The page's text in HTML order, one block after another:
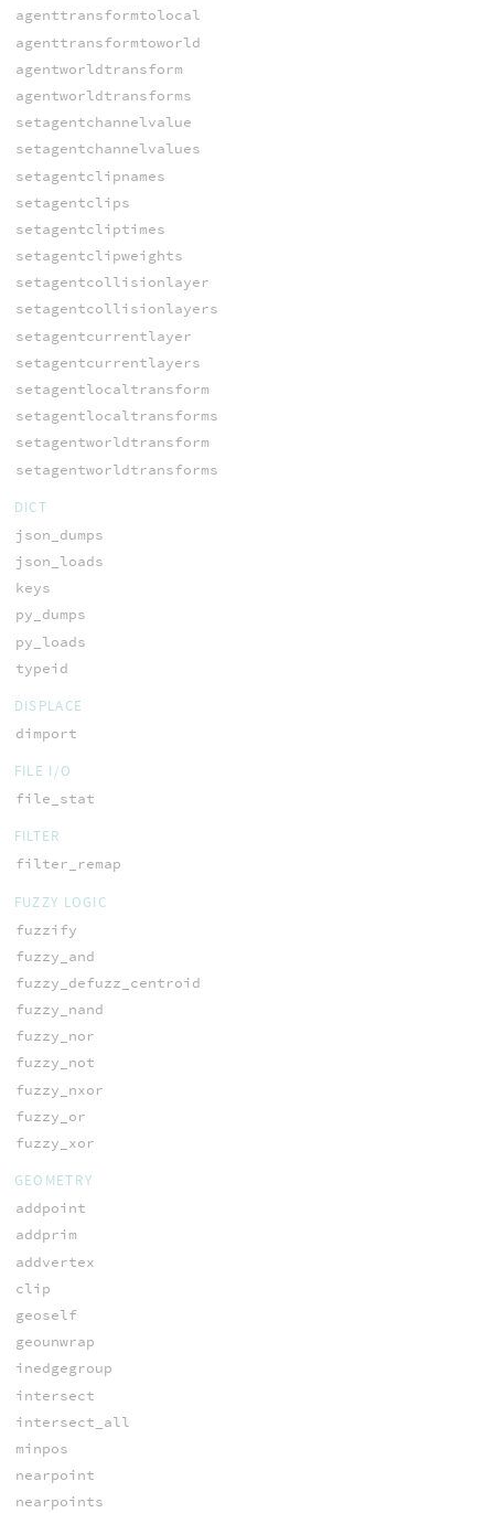
agenttransformtolocal
agenttransformtoworld
agentworldtransform
agentworldtransforms
setagentchannelvalue
setagentchannelvalues
setagentclipnames
setagentclips
setagentcliptimes
setagentclipweights
setagentcollisionlayer
setagentcollisionlayers
setagentcurrentlayer
setagentcurrentlayers
setagentlocaltransform
setagentlocaltransforms
setagentworldtransform
setagentworldtransforms
DICT
json_dumps
json_loads
keys
py_dumps
py_loads
typeid
DISPLACE
dimport
FILE I/O
file_stat
FILTER
filter_remap
FUZZY LOGIC
fuzzify
fuzzy_and
fuzzy_defuzz_centroid
fuzzy_nand
fuzzy_nor
fuzzy_not
fuzzy_nxor
fuzzy_or
fuzzy_xor
GEOMETRY
addpoint
addprim
addvertex
clip
geoself
geounwrap
inedgegroup
intersect
intersect_all
minpos
nearpoint
nearpoints